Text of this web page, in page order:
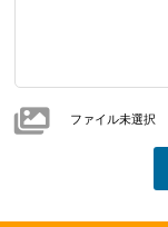
ファイル未選択